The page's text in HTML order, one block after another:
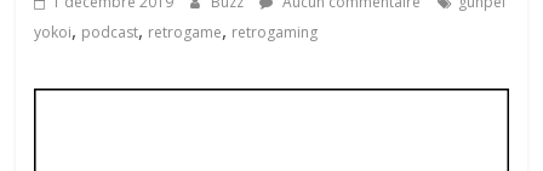
yokoi, podcast, retrogame, retrogaming